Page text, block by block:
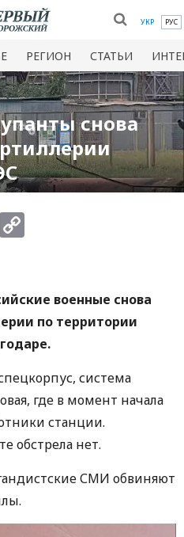
УКР РУС
РЕГИОН СТАТЬИ
снова
WhatsApp
военные снова
по территории
система
где в момент начала
станции.
обстрела нет.
СМИ обвиняют